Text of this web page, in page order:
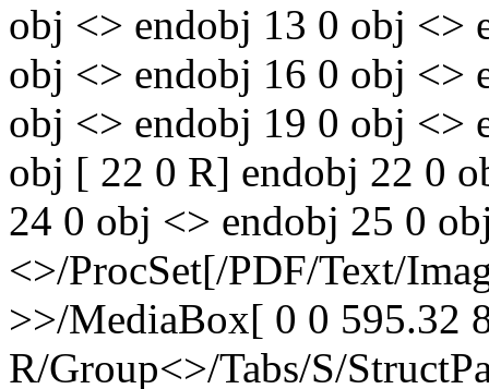
obj <> endobj 13 0 obj <>
obj <> endobj 16 0 obj <>
obj <> endobj 19 0 obj <>
obj [ 22 0 R] endobj 22 0
24 0 obj <> endobj 25 0
<>/ProcSet[/PDF/Text/
>>/MediaBox[ 0 0 595.32
R/Group<>/Tabs/S/